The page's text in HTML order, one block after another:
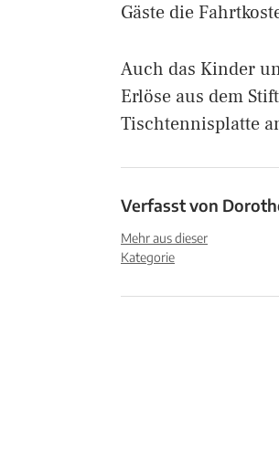
Gäste die
Auch das Kinder
Erlöse aus dem
Tischtennisplatte
Verfasst von
Mehr aus dieser
Kategorie